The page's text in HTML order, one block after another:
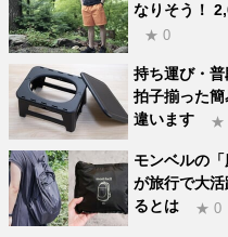
なりそう！
★ 0
持ち運び・
拍子揃った
違います
★
モンベルの
が旅行で大
るとは
★ 0